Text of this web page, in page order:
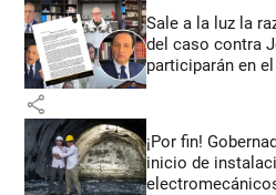
Sale a la luz la
del caso contra
participarán en
share
¡Por fin!
inicio de